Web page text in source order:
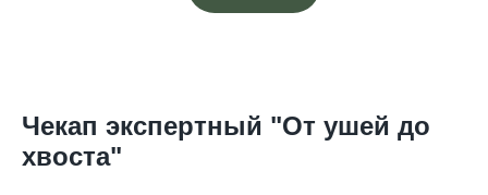
Чекап экспертный "От ушей до
хвоста"